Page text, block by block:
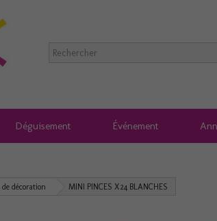
Déguisement Événement
de décoration MINI PINCES X24 BLANCHES